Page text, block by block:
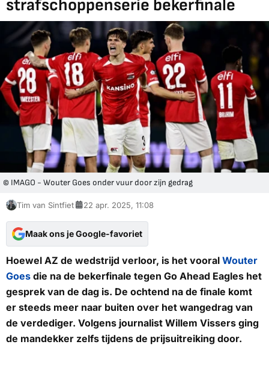
strafschoppenserie bekerfinale
© IMAGO - Wouter Goes onder vuur door zijn gedrag
Tim van Sintfiet 22 apr. 2025, 11:08
Maak ons je Google-favoriet
Hoewel AZ de wedstrijd verloor, is het vooral Wouter
Goes die na de bekerfinale tegen Go Ahead Eagles het
gesprek van de dag is. De ochtend na de finale komt
er steeds meer naar buiten over het wangedrag van
de verdediger. Volgens journalist Willem Vissers ging
de mandekker zelfs tijdens de prijsuitreiking door.